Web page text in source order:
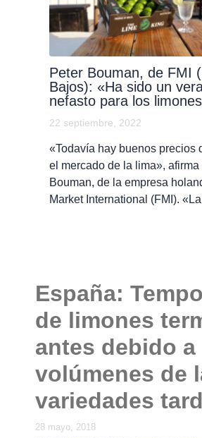
Peter Bouman, de FMI
Bajos): «Ha sido un
nefasto para los
22 septiembre, 2022
«Todavía hay buenos precios
el mercado de la lima», afirma
Bouman, de la empresa
Market International (FMI).
España:
de limones
antes debido a
volúmenes de
variedades
28 mayo, 2018